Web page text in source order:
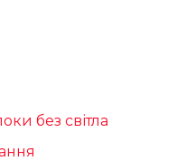
без світла